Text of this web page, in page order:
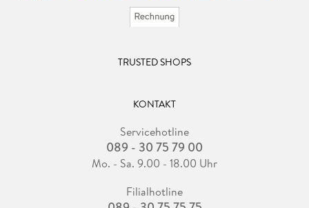
TRUSTED SHOPS
KONTAKT
Servicehotline
089 - 30 75 79 00
Mo. - Sa. 9.00 - 18.00 Uhr
Filialhotline